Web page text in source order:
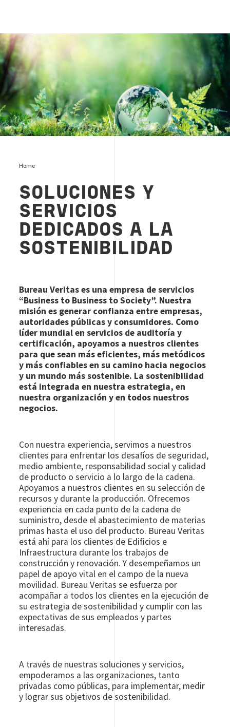
sostenibilidad cover
Home
SOLUCIONES Y
SERVICIOS
DEDICADOS A LA
SOSTENIBILIDAD
Bureau Veritas es una empresa de servicios
“Business to Business to Society”. Nuestra
misión es generar confianza entre empresas,
autoridades públicas y consumidores. Como
líder mundial en servicios de auditoría y
certificación, apoyamos a nuestros clientes
para que sean más eficientes, más metódicos
y más confiables en su camino hacia negocios
y un mundo más sostenible. La sostenibilidad
está integrada en nuestra estrategia, en
nuestra organización y en todos nuestros
negocios.
Con nuestra experiencia, servimos a nuestros
clientes para enfrentar los desafíos de seguridad,
medio ambiente, responsabilidad social y calidad
de producto o servicio a lo largo de la cadena.
Apoyamos a nuestros clientes en su selección de
recursos y durante la producción. Ofrecemos
experiencia en cada punto de la cadena de
suministro, desde el abastecimiento de materias
primas hasta el uso del producto. Bureau Veritas
está ahí para los clientes de Edificios e
Infraestructura durante los trabajos de
construcción y renovación. Y desempeñamos un
papel de apoyo vital en el campo de la nueva
movilidad. Bureau Veritas se esfuerza por
acompañar a todos los clientes en la ejecución de
su estrategia de sostenibilidad y cumplir con las
expectativas de sus empleados y partes
interesadas.
A través de nuestras soluciones y servicios,
empoderamos a las organizaciones, tanto
privadas como públicas, para implementar, medir
y lograr sus objetivos de sostenibilidad.